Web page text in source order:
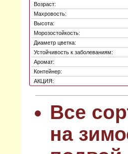
Возраст:
Махровость:
Высота:
Морозостойкость:
Диаметр цветка:
Устойчивость к заболеваниям:
Аромат:
Контейнер:
АКЦИЯ:
Все
на